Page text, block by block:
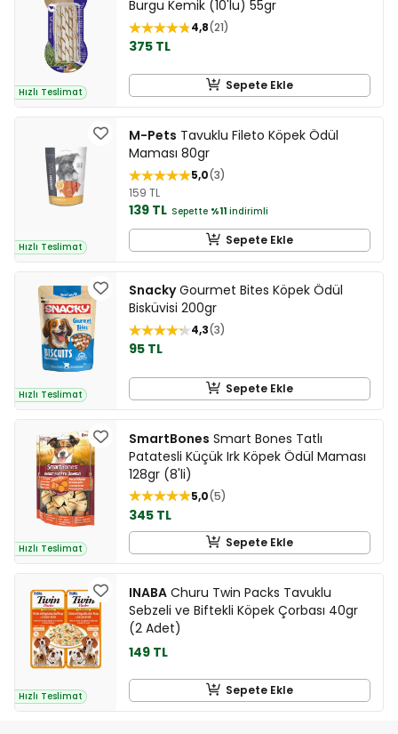
Hızlı Teslimat
Burgu Kemik (10'lu) 55gr
4,8 21
375 TL
Sepete Ekle
Hızlı Teslimat
M-Pets Tavuklu Fileto Köpek Ödül
Maması 80gr
5,0 3
159 TL
139 TL Sepette %11 indirimli
Sepete Ekle
Hızlı Teslimat
SnackyGourmet Bites Köpek Ödül
Bisküvisi 200gr
4,3 3
95 TL
Sepete Ekle
Hızlı Teslimat
SmartBones Smart Bones Tatlı
Patatesli Küçük Irk Köpek Ödül Maması
128gr (8'li)
5,0 5
345 TL
Sepete Ekle
Hızlı Teslimat
INABA Churu Twin Packs Tavuklu
Sebzeli ve Biftekli Köpek Çorbası 40gr
(2 Adet)
149 TL
Sepete Ekle